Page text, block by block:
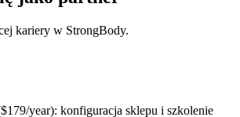
kariery w StrongBody.
year): konfiguracja sklepu i szkolenie